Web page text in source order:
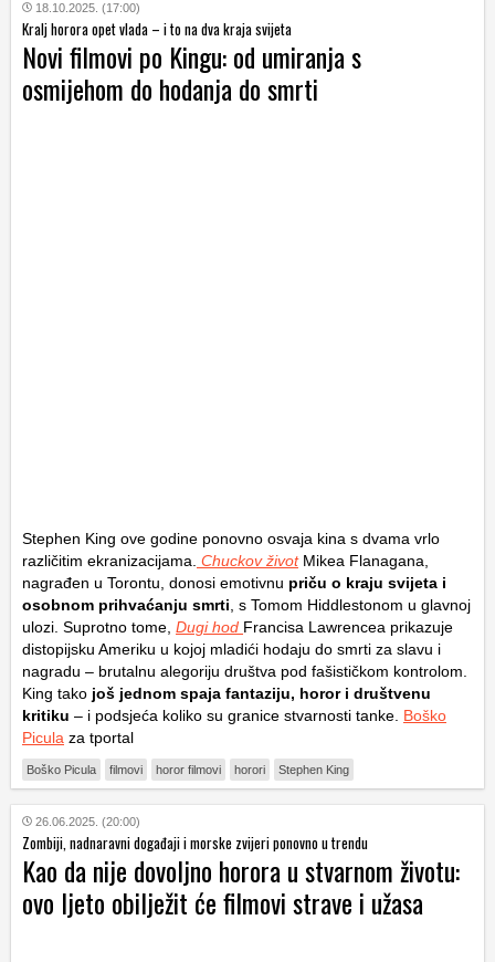
18.10.2025. (17:00)
Kralj horora opet vlada – i to na dva kraja svijeta
Novi filmovi po Kingu: od umiranja s
osmijehom do hodanja do smrti
Stephen King ove godine ponovno osvaja kina s dvama vrlo
različitim ekranizacijama. Chuckov životMikea Flanagana,
nagrađen u Torontu, donosi emotivnu priču o kraju svijeta i
osobnom prihvaćanju smrti , s Tomom Hiddlestonom u glavnoj
ulozi. Suprotno tome, Dugi hod Francisa Lawrencea prikazuje
distopijsku Ameriku u kojoj mladići hodaju do smrti za slavu i
nagradu – brutalnu alegoriju društva pod fašističkom kontrolom.
King tako još jednom spaja fantaziju, horor i društvenu
kritiku – i podsjeća koliko su granice stvarnosti tanke. Boško
Picula za tportal
Boško Picula filmovi horor filmovi horori Stephen King
26.06.2025. (20:00)
Zombiji, nadnaravni događaji i morske zvijeri ponovno u trendu
Kao da nije dovoljno horora u stvarnom životu:
ovo ljeto obilježit će filmovi strave i užasa